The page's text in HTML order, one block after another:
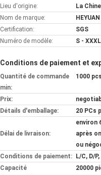
Lieu d'origine:
La Chine
Nom de marque:
Certification:
SGS
Numéro de modèle:
S - XXXL
Conditions de paiement et
Quantité de commande
min:
1000 pcs
Prix:
Détails d'emballage:
20 PCs
Délai de livraison:
environ
après
ou
Conditions de paiement:
L/C, D/
Capacité
20000